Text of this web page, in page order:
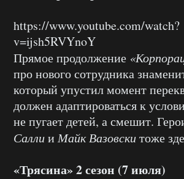
https://www.youtube.com/watch?
v=ijsh5RVYnoY
Прямое продолжение
про нового сотрудника
который упустил момент
должен адаптироваться к
не пугает детей, а смешит.
Саллии Майк Вазовскитоже
«Трясина» 2 сезон (7 июля)